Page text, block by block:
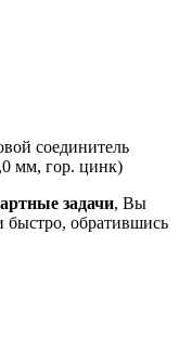
соединитель
мм, гор. цинк)
задачи, Вы
быстро, обратившись